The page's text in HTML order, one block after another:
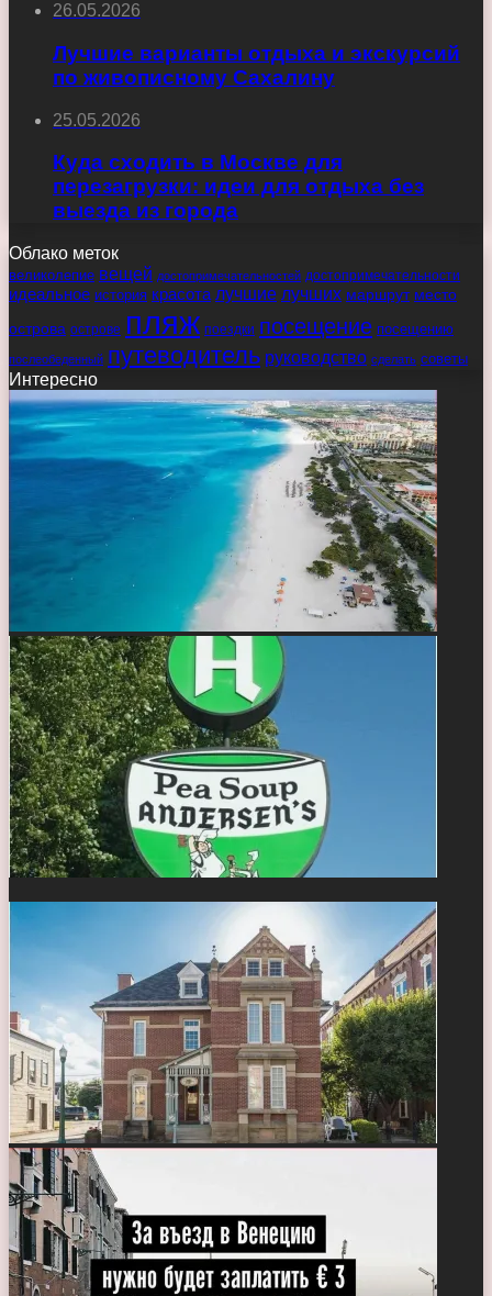
26.05.2026
Лучшие варианты отдыха и экскурсий
по живописному Сахалину
25.05.2026
Куда сходить в Москве для
перезагрузки: идеи для отдыха без
выезда из города
Облако меток
великолепие вещей достопримечательностей достопримечательности
идеальное история красота лучшие лучших маршрут место
острова острове пляж поездки посещение посещению
послеобеденный путеводитель руководство сделать советы
Интересно